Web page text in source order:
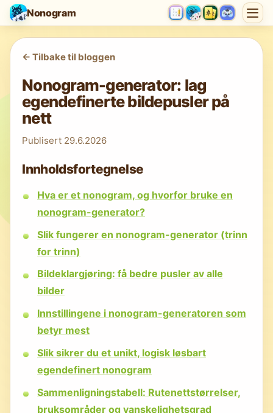
Nonogram
<- Tilbake til bloggen
Nonogram-generator: lag
egendefinerte bildepusler på
nett
Publisert 29.6.2026
Innholdsfortegnelse
Hva er et nonogram, og hvorfor bruke en
nonogram-generator?
Slik fungerer en nonogram-generator (trinn
for trinn)
Bildeklargjøring: få bedre pusler av alle
bilder
Innstillingene i nonogram-generatoren som
betyr mest
Slik sikrer du et unikt, logisk løsbart
egendefinert nonogram
Sammenligningstabell: Rutenettstørrelser,
bruksområder og vanskelighetsgrad